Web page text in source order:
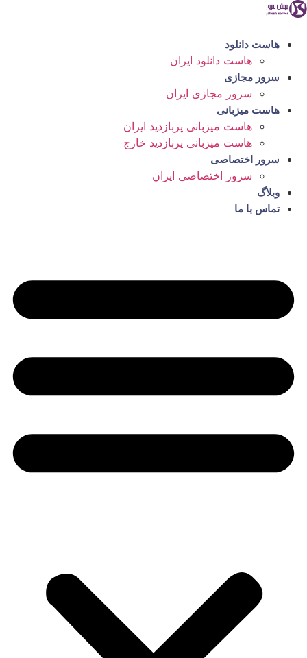
پرش
محتوا
هاست دانلود
هاست دانلود ایران
سرور مجازی
سرور مجازی ایران
هاست میزبانی
هاست میزبانی پربازدید ایران
هاست میزبانی پربازدید خارج
سرور اختصاصی
سرور اختصاصی ایران
وبلاگ
تماس با ما